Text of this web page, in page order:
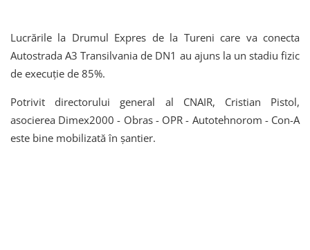
Lucrările la Drumul Expres de la Tureni care va conecta
Autostrada A3 Transilvania de DN1 au ajuns la un stadiu fizic
de execuție de 85%.
Potrivit directorului general al CNAIR, Cristian Pistol,
asocierea Dimex2000 - Obras - OPR - Autotehnorom - Con-A
este bine mobilizată în șantier.